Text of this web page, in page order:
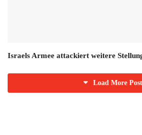
Israels Armee attackiert weitere
Load More